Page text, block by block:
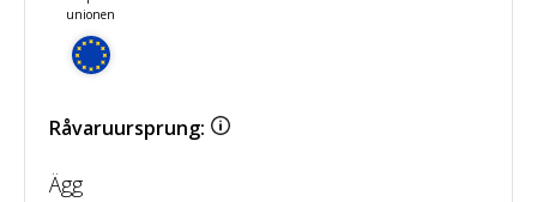
unionen
Råvaruursprung:
Ägg